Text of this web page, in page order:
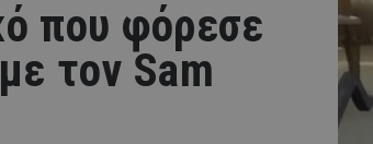
που φόρεσε
τον Sam